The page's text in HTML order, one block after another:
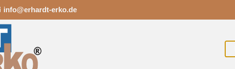
info@erhardt-erko.de